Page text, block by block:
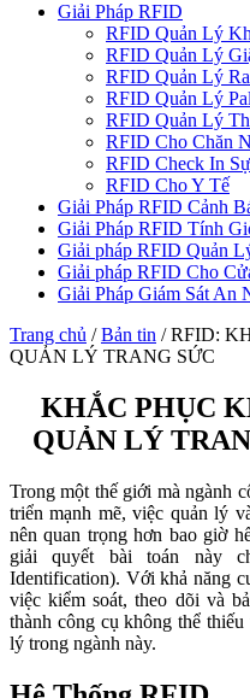
Giải Pháp RFID
RFID Quản Lý
RFID Quản Lý
RFID Quản Lý
RFID Quản Lý
RFID Quản Lý
RFID Cho Chăn
RFID Check In
RFID Cho Y Tế
Giải Pháp RFID Cảnh
Giải Pháp RFID Tính
Giải pháp RFID Quản
Giải pháp RFID Cho
Giải Pháp Giám Sát An
Trang chủ / Bản tin /RFID:
QUẢN LÝ TRANG SỨC
KHẮC PHỤC
QUẢN LÝ
Trong một thế giới mà ngành
triển mạnh mẽ, việc quản lý
nên quan trọng hơn bao giờ
giải quyết bài toán này
Identification). Với khả năng
việc kiểm soát, theo dõi và
thành công cụ không thể
lý trong ngành này.